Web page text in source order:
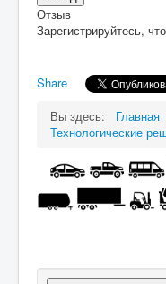
Отзыв
Зарегистрируйтесь,
Share
Вы здесь: Главная
Технологические